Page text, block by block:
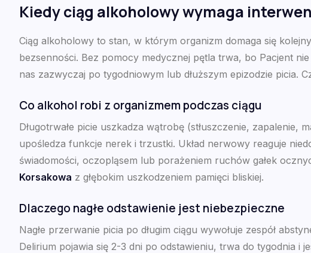
Kiedy ciąg alkoholowy wymaga
Ciąg alkoholowy to stan, w którym organizm domaga się
bezsenności. Bez pomocy medycznej pętla trwa, bo Pacjent
nas zazwyczaj po tygodniowym lub dłuższym epizodzie picia.
Co alkohol robi z organizmem podczas ciągu
Długotrwałe picie uszkadza wątrobę (stłuszczenie,
upośledza funkcje nerek i trzustki. Układ nerwowy reaguje
świadomości, oczopląsem lub porażeniem ruchów gałek
Korsakowa z głębokim uszkodzeniem pamięci bliskiej.
Dlaczego nagłe odstawienie jest niebezpieczne
Nagłe przerwanie picia po długim ciągu wywołuje zespół
Delirium pojawia się 2-3 dni po odstawieniu, trwa do tygodnia i